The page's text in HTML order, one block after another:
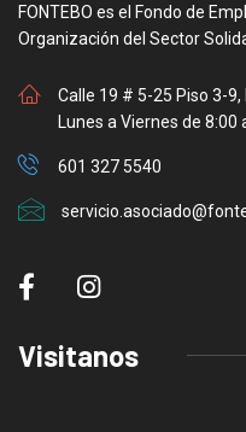
FONTEBO es el Fondo de
Organización del Sector
Calle 19 # 5-25 Piso 3-
Lunes a Viernes de 8:00
601 327 5540
Visitanos